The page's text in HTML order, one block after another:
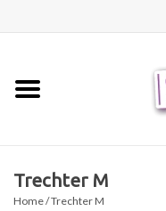
Trechter M
Home/ Trechter M